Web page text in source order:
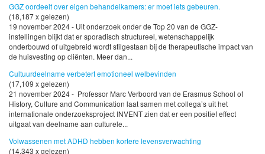
GGZ oordeelt over eigen behandelkamers: er moet iets gebeuren.
(18,187 x gelezen)
19 november 2024 - Uit onderzoek onder de Top 20 van de GGZ-
instellingen blijkt dat er sporadisch structureel, wetenschappelijk
onderbouwd of uitgebreid wordt stilgestaan bij de therapeutische impact van
de huisvesting op cliënten. Meer dan...
Cultuurdeelname verbetert emotioneel welbevinden
(17,109 x gelezen)
21 november 2024 - Professor Marc Verboord van de Erasmus School of
History, Culture and Communication laat samen met collega’s uit het
internationale onderzoeksproject INVENT zien dat er een positief effect
uitgaat van deelname aan culturele...
Volwassenen met ADHD hebben kortere levensverwachting
(14,343 x gelezen)